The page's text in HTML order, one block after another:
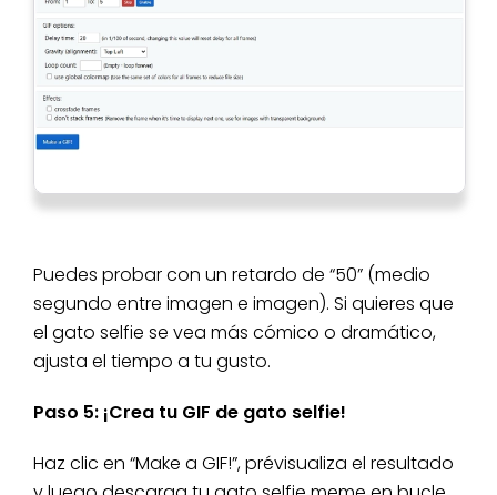
Puedes probar con un retardo de “50” (medio
segundo entre imagen e imagen). Si quieres que
el gato selfie se vea más cómico o dramático,
ajusta el tiempo a tu gusto.
Paso 5: ¡Crea tu GIF de gato selfie!
Haz clic en “Make a GIF!”, prévisualiza el resultado